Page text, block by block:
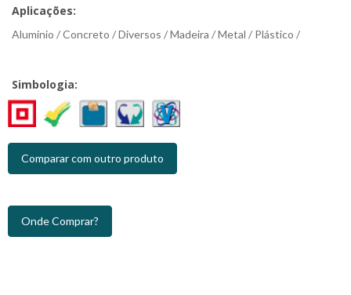
Aplicações:
Alumínio / Concreto / Diversos / Madeira / Metal / Plástico /
Simbologia:
Comparar com outro produto
Onde Comprar?